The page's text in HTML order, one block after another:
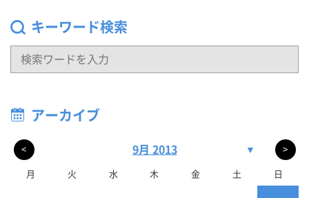
キーワード検索
アーカイブ
< 9月 2013 ▼ >
月 火 水 木 金 土 日